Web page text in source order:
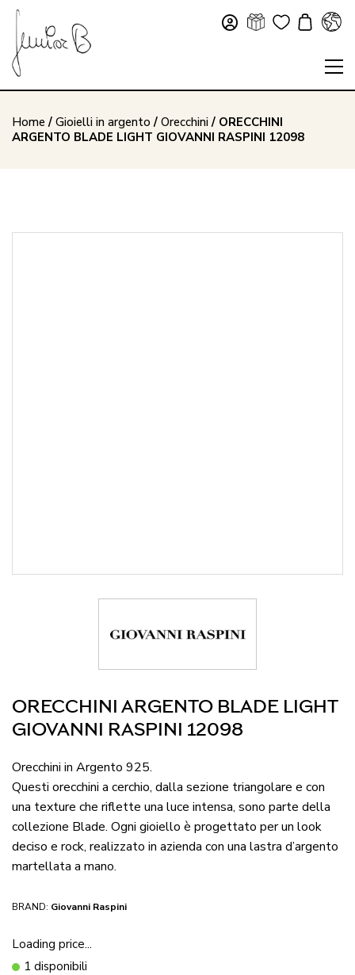
Home / Gioielli in argento / Orecchini/ ORECCHINI
ARGENTO BLADE LIGHT GIOVANNI RASPINI 12098
ORECCHINI ARGENTO BLADE LIGHT
GIOVANNI RASPINI 12098
Orecchini in Argento 925.
Questi orecchini a cerchio, dalla sezione triangolare e con
una texture che riflette una luce intensa, sono parte della
collezione Blade. Ogni gioiello è progettato per un look
deciso e rock, realizzato in azienda con una lastra d’argento
martellata a mano.
BRAND: Giovanni Raspini
Loading price...
1 disponibili